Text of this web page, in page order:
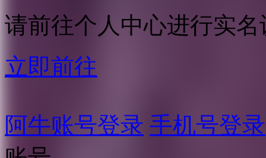
请前往个人中心进行实名
立即前往
阿牛账号登录 手机号登录